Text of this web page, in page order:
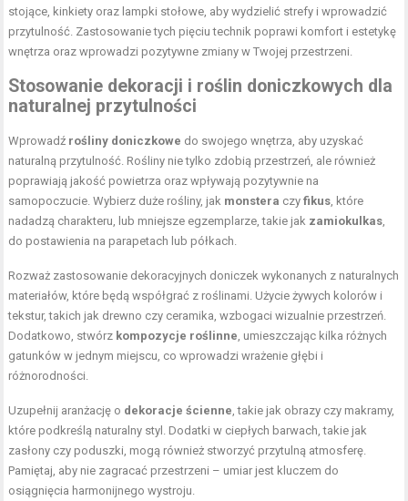
stojące, kinkiety oraz lampki stołowe, aby wydzielić strefy i wprowadzić
przytulność. Zastosowanie tych pięciu technik poprawi komfort i estetykę
wnętrza oraz wprowadzi pozytywne zmiany w Twojej przestrzeni.
Stosowanie dekoracji i roślin doniczkowych dla
naturalnej przytulności
Wprowadź rośliny doniczkowe do swojego wnętrza, aby uzyskać
naturalną przytulność. Rośliny nie tylko zdobią przestrzeń, ale również
poprawiają jakość powietrza oraz wpływają pozytywnie na
samopoczucie. Wybierz duże rośliny, jak monstera czyfikus, które
nadadzą charakteru, lub mniejsze egzemplarze, takie jak zamiokulkas,
do postawienia na parapetach lub półkach.
Rozważ zastosowanie dekoracyjnych doniczek wykonanych z naturalnych
materiałów, które będą współgrać z roślinami. Użycie żywych kolorów i
tekstur, takich jak drewno czy ceramika, wzbogaci wizualnie przestrzeń.
Dodatkowo, stwórz kompozycje roślinne, umieszczając kilka różnych
gatunków w jednym miejscu, co wprowadzi wrażenie głębi i
różnorodności.
Uzupełnij aranżację o dekoracje ścienne, takie jak obrazy czy makramy,
które podkreślą naturalny styl. Dodatki w ciepłych barwach, takie jak
zasłony czy poduszki, mogą również stworzyć przytulną atmosferę.
Pamiętaj, aby nie zagracać przestrzeni – umiar jest kluczem do
osiągnięcia harmonijnego wystroju.